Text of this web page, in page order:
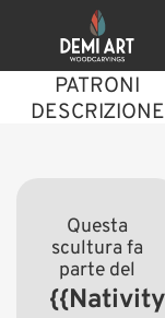
DESCRIZIONE
PATRONI
Questa
scultura fa
parte del